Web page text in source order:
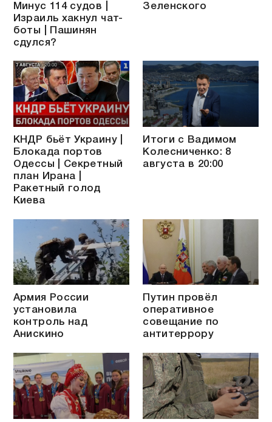
Минус 114 судов |
Израиль хакнул чат-
боты | Пашинян
сдулся?
Зеленского
КНДР бьёт Украину |
Блокада портов
Одессы | Секретный
план Ирана |
Ракетный голод
Киева
Итоги с Вадимом
Колесниченко: 8
августа в 20:00
Армия России
установила
контроль над
Анискино
Путин провёл
оперативное
совещание по
антитеррору